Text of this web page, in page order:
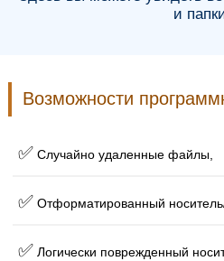
и
Возможности
✅ Случайно удаленные файлы,
✅ Отформатированный носитель/
✅ Логически поврежденный